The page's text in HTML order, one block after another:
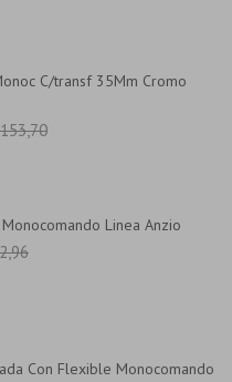
C/transf 35Mm Cromo
153,70
Linea Anzio
Con Flexible Monocomando